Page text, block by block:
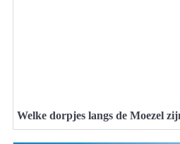
Welke dorpjes langs de Moezel